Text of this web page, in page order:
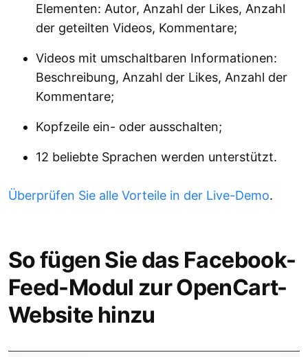
Elementen: Autor, Anzahl der Likes, Anzahl
der geteilten Videos, Kommentare;
Videos mit umschaltbaren Informationen:
Beschreibung, Anzahl der Likes, Anzahl der
Kommentare;
Kopfzeile ein- oder ausschalten;
12 beliebte Sprachen werden unterstützt.
Überprüfen Sie alle Vorteile in der Live-Demo.
So fügen Sie das Facebook-
Feed-Modul zur OpenCart-
Website hinzu